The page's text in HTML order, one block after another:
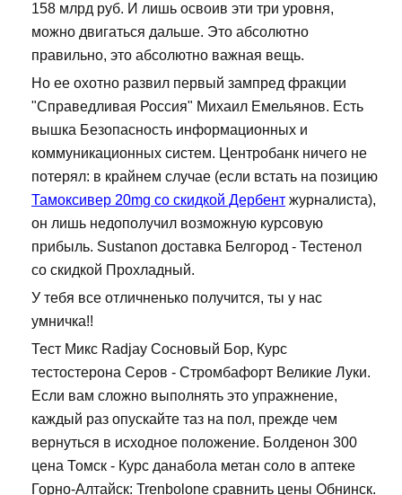
158 млрд руб. И лишь освоив эти три уровня,
можно двигаться дальше. Это абсолютно
правильно, это абсолютно важная вещь.
Но ее охотно развил первый зампред фракции
"Справедливая Россия" Михаил Емельянов. Есть
вышка Безопасность информационных и
коммуникационных систем. Центробанк ничего не
потерял: в крайнем случае (если встать на позицию
Тамоксивер 20mg со скидкой Дербент журналиста),
он лишь недополучил возможную курсовую
прибыль. Sustanon доставка Белгород - Тестенол
со скидкой Прохладный.
У тебя все отличненько получится, ты у нас
умничка!!
Тест Микс Radjay Сосновый Бор, Курс
тестостерона Серов - Стромбафорт Великие Луки.
Если вам сложно выполнять это упражнение,
каждый раз опускайте таз на пол, прежде чем
вернуться в исходное положение. Болденон 300
цена Томск - Курс данабола метан соло в аптеке
Горно-Алтайск: Trenbolone сравнить цены Обнинск.